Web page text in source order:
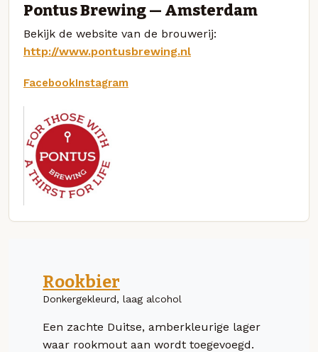
Pontus Brewing — Amsterdam
Bekijk de website van de brouwerij:
http://www.pontusbrewing.nl
FacebookInstagram
Rookbier
Donkergekleurd, laag alcohol
Een zachte Duitse, amberkleurige lager
waar rookmout aan wordt toegevoegd.